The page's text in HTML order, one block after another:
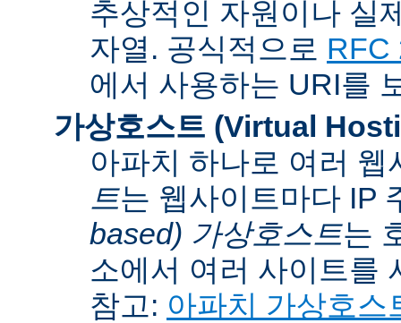
추상적인 자원이나 실
자열. 공식적으로 RFC
에서 사용하는 URI를
가상호스트 (Virtual
아파치 하나로 여러
트는 웹사이트마다 IP
based) 가상호스트는
소에서 여러 사이트를
참고: 아파치 가상호스